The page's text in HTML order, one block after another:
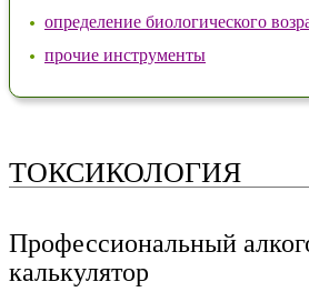
определение биологического
прочие инструменты
ТОКСИКОЛОГИЯ
Профессиональный
калькулятор